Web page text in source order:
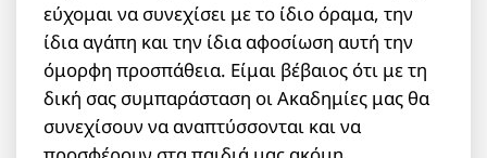
εύχομαι να συνεχίσει με το ίδιο όραμα, την
ίδια αγάπη και την ίδια αφοσίωση αυτή την
όμορφη προσπάθεια. Είμαι βέβαιος ότι με τη
δική σας συμπαράσταση οι Ακαδημίες μας θα
συνεχίσουν να αναπτύσσονται και να